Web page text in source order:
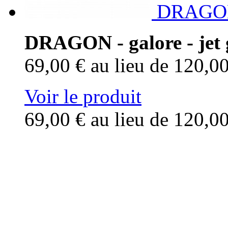
DRAGON - galore - jet
69,00 € au lieu de
Voir le produit
69,00 € au lieu de